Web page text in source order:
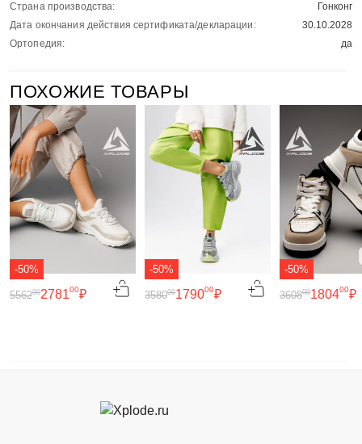
Страна производства:
Гонконг
Дата окончания действия сертификата/декларации:
30.10.2028
Ортопедия:
да
ПОХОЖИЕ ТОВАРЫ
-50%
278100₽
556200
-50%
179000₽
358000
-50%
180400₽
360800